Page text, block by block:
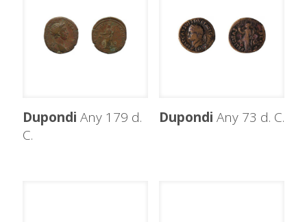
Dupondi Any 179 d.
C.
Dupondi Any 73 d. C.